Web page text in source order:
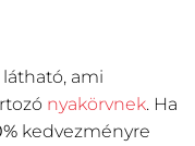
ami
nyakörvnek. Ha
kedvezményre